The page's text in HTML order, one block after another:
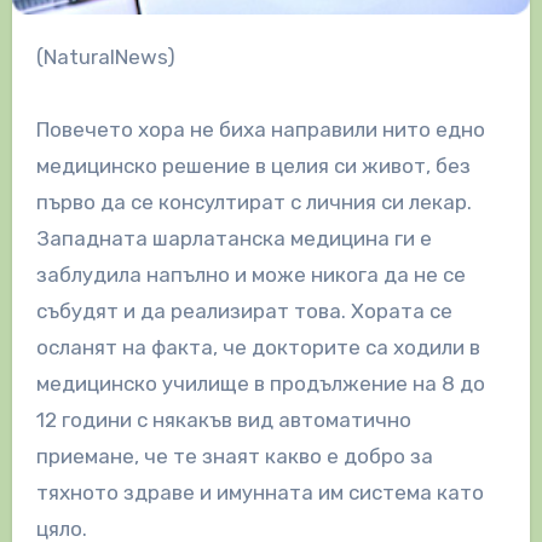
(NaturalNews)
Повечето хора не биха направили нито едно
медицинско решение в целия си живот, без
първо да се консултират с личния си лекар.
Западната шарлатанска медицина ги е
заблудила напълно и може никога да не се
събудят и да реализират това. Хората се
осланят на факта, че докторите са ходили в
медицинско училище в продължение на 8 до
12 години с някакъв вид автоматично
приемане, че те знаят какво е добро за
тяхното здраве и имунната им система като
цяло.